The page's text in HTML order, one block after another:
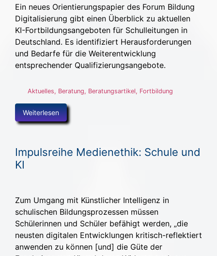
Ein neues Orientierungspapier des Forum Bildung
Digitalisierung gibt einen Überblick zu aktuellen
KI-Fortbildungsangeboten für Schulleitungen in
Deutschland. Es identifiziert Herausforderungen
und Bedarfe für die Weiterentwicklung
entsprechender Qualifizierungsangebote.
Aktuelles, Beratung, Beratungsartikel, Fortbildung
Weiterlesen
Impulsreihe Medienethik: Schule und
KI
Zum Umgang mit Künstlicher Intelligenz in
schulischen Bildungsprozessen müssen
Schülerinnen und Schüler befähigt werden, „die
neusten digitalen Entwicklungen kritisch-reflektiert
anwenden zu können [und] die Güte der